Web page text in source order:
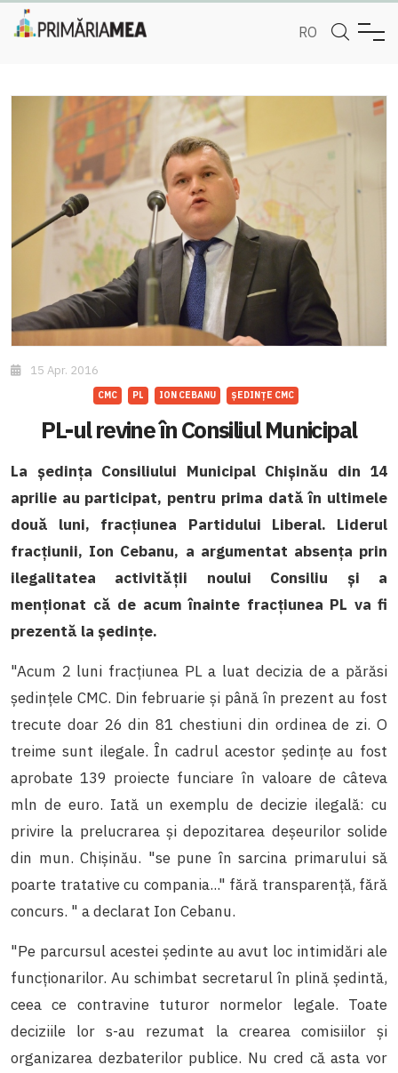
RO
15 Apr. 2016
CMC PL ION CEBANU ȘEDINȚE CMC
PL-ul revine în Consiliul Municipal
La ședința Consiliului Municipal Chișinău din 14
aprilie au participat, pentru prima dată în ultimele
două luni, fracțiunea Partidului Liberal. Liderul
fracțiunii, Ion Cebanu, a argumentat absența prin
ilegalitatea activității noului Consiliu și a
menționat că de acum înainte fracțiunea PL va fi
prezentă la ședințe.
"Acum 2 luni fracțiunea PL a luat decizia de a părăsi
ședințele CMC. Din februarie și până în prezent au fost
trecute doar 26 din 81 chestiuni din ordinea de zi. O
treime sunt ilegale. În cadrul acestor ședințe au fost
aprobate 139 proiecte funciare în valoare de câteva
mln de euro. Iată un exemplu de decizie ilegală: cu
privire la prelucrarea și depozitarea deșeurilor solide
din mun. Chișinău. "se pune în sarcina primarului să
poarte tratative cu compania..." fără transparență, fără
concurs. " a declarat Ion Cebanu.
"Pe parcursul acestei ședinte au avut loc intimidări ale
funcționarilor. Au schimbat secretarul în plină ședintă,
ceea ce contravine tuturor normelor legale. Toate
deciziile lor s-au rezumat la crearea comisiilor și
organizarea dezbaterilor publice. Nu cred că asta vor